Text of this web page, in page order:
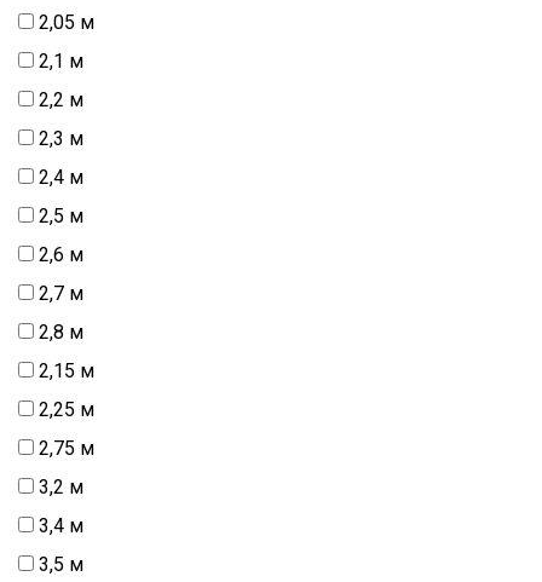
2,05 м
2,1 м
2,2 м
2,3 м
2,4 м
2,5 м
2,6 м
2,7 м
2,8 м
2,15 м
2,25 м
2,75 м
3,2 м
3,4 м
3,5 м